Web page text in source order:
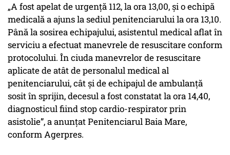
„A fost apelat de urgenţă 112, la ora 13,00, şi o echipă
medicală a ajuns la sediul penitenciarului la ora 13,10.
Până la sosirea echipajului, asistentul medical aflat în
serviciu a efectuat manevrele de resuscitare conform
protocolului. În ciuda manevrelor de resuscitare
aplicate de atât de personalul medical al
penitenciarului, cât şi de echipajul de ambulanţă
sosit în sprijin, decesul a fost constatat la ora 14,40,
diagnosticul fiind stop cardio-respirator prin
asistolie”, a anunţat Penitenciarul Baia Mare,
conform Agerpres.